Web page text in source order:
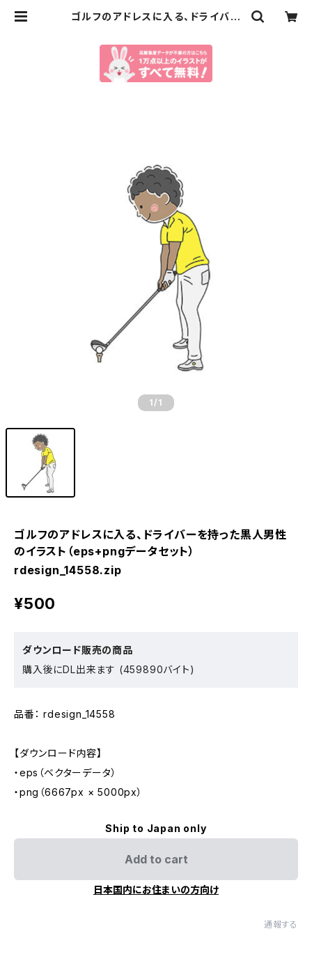
ゴルフのアドレスに入る、ドライバー
有料素材販売
1 /1
ゴルフのアドレスに入る、ドライバーを持った黒人男性
のイラスト（eps+pngデータセット）
rdesign_14558.zip
¥500
ダウンロード販売の商品
購入後にDL出来ます (459890バイト)
品番： rdesign_14558
【ダウンロード内容】
・eps（ベクターデータ）
・png（6667px × 5000px）
Ship to Japan only
Add to cart
日本国内にお住まいの方向け
通報する